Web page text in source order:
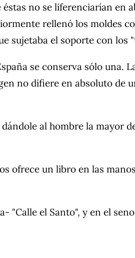
no se liferenciarían en
rellenó los moldes
sujetaba el soporte con los
se conserva sólo una.
no difiere en absoluto de
al hombre la mayor
ofrece un libro en las
"Calle el Santo", y en el